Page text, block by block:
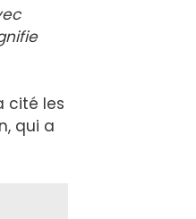
cité les
qui a